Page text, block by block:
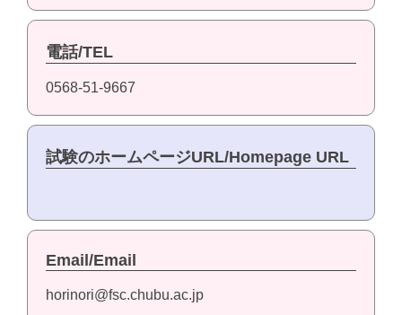
電話/TEL
0568-51-9667
試験のホームページURL/Homepage URL
Email/Email
horinori@fsc.chubu.ac.jp